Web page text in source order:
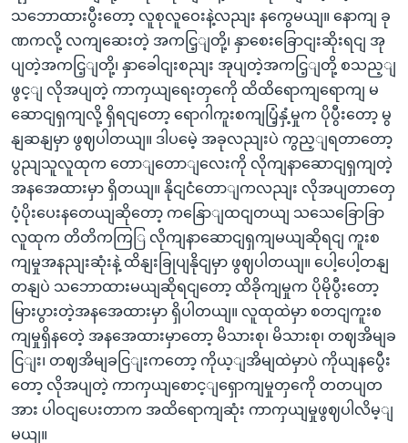
သဘောထားပွီးတော့ လူစုလူဝေးနဲ့လညျး နကွေမယျ။ နောကျ ခု
ဏကလို့ လကျဆေးတဲ့ အကငြ့ျတို့၊ နှာစေးခြောငျးဆိုးရငျ အု
ပျတဲ့အကငြ့ျတို့၊ နှာခေါငျးစညျး အုပျတဲ့အကငြ့ျတို့ စသည့ျ
ဖွင့ျ လိုအပျတဲ့ ကာကှယျရေးတှကေို ထိထိရောကျရောကျ မ
ဆောငျရှကျလို့ ရှိရငျတော့ ရောဂါကူးစကျပြံ့နှံ့မှုက ပိုပွီးတော့ မွ
နျဆနျမှာ ဖွဈပါတယျ။ ဒါပမေဲ့ အခုလညျးပဲ ကွည့ျရတာတော့
ပွညျသူလူထုက တောျတောျလေးကို လိုကျနာဆောငျရှကျတဲ့
အနအေထားမှာ ရှိတယျ။ နိုငျငံတောျကလညျး လိုအပျတာတှေ
ပံ့ပိုးပေးနတေယျဆိုတော့ ကနြောျထငျတယျ သသေခြောခြာ
လူထုက တိတိကကြြ လိုကျနာဆောငျရှကျမယျဆိုရငျ ကူးစ
ကျမှုအနညျးဆုံးနဲ့ ထိနျးခြုပျနိုငျမှာ ဖွဈပါတယျ။ ပေါ့ပေါ့တနျ
တနျပဲ သဘောထားမယျဆိုရငျတော့ ထိခိုကျမှုက ပိုမိုပွီးတော့
မြားပွားတဲ့အနအေထားမှာ ရှိပါတယျ။ လူထုထဲမှာ စတငျကူးစ
ကျမှုရှိနတေဲ့ အနအေထားမှာတော့ မိသားစု၊ မိသားစု၊ တဈအိမျခ
ငြျး၊ တဈအိမျခငြျးကတော့ ကိုယ့ျအိမျထဲမှာပဲ ကိုယျနပွေီး
တော့ လိုအပျတဲ့ ကာကှယျစောင့ျရှောကျမှုတှကေို တတပျတ
အား ပါဝငျပေးတာက အထိရောကျဆုံး ကာကှယျမှုဖွဈပါလိမ့ျ
မယျ။